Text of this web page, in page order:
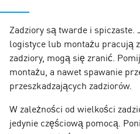
Zadziory są twarde i
logistyce lub montażu pracują
zadziory, mogą się zranić.
montażu, a nawet spawanie
przeszkadzających zadziorów.
W zależności od wielkości
jedynie częściową pomocą.